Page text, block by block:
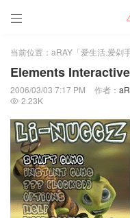

当前位置： aRAY「爱生活.爱剁
Elements
2006/03/03 7:17 PM 作者：
 2.23K